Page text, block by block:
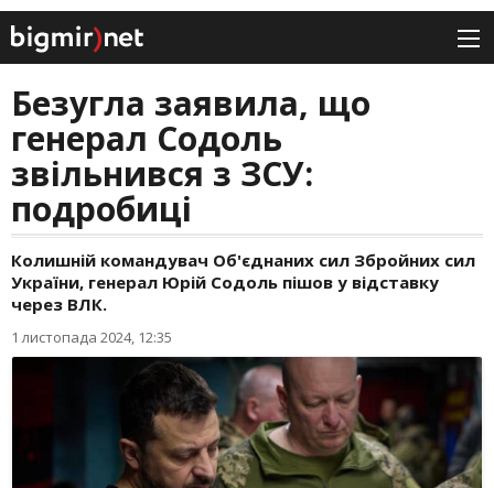
Безугла заявила, що
генерал Содоль
звільнився з ЗСУ:
подробиці
Колишній командувач Об'єднаних сил Збройних сил
України, генерал Юрій Содоль пішов у відставку
через ВЛК.
1 листопада 2024, 12:35